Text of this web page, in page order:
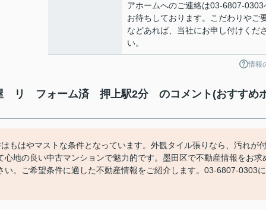
アホームへのご連絡は03-6807-0303
お待ちしております。こだわりやご
などあれば、当社にお申し付けくだ
い。
情報
フォーム済 押上駅2分 のコメント(おすすめ
もはやマストな条件となっています。外観タイル張りなら、汚れが
地の良い中古マンションで魅力的です。墨田区で不動産情報をお求
。ご希望条件に適した不動産情報をご紹介します。03-6807-0303に